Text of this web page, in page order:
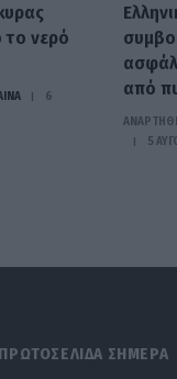
το νερό
6
από
5
ΣΗΜΕΡΑ